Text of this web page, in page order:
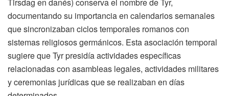
documentando su importancia en calendarios semanales
que sincronizaban ciclos temporales romanos con
sistemas religiosos germánicos. Esta asociación temporal
sugiere que Tyr presidía actividades específicas
relacionadas con asambleas legales, actividades militares
y ceremonias jurídicas que se realizaban en días